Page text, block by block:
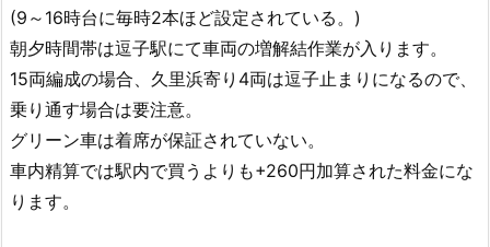
(9～16時台に毎時2本ほど設定されている。)
朝夕時間帯は逗子駅にて車両の増解結作業が入ります。
15両編成の場合、久里浜寄り4両は逗子止まりになるので、
乗り通す場合は要注意。
グリーン車は着席が保証されていない。
車内精算では駅内で買うよりも+260円加算された料金にな
ります。